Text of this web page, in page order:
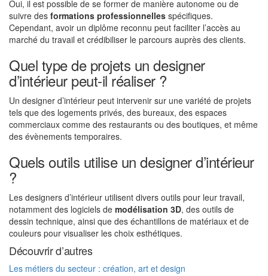
Oui, il est possible de se former de manière autonome ou de
suivre des formations professionnelles spécifiques.
Cependant, avoir un diplôme reconnu peut faciliter l’accès au
marché du travail et crédibiliser le parcours auprès des clients.
Quel type de projets un designer
d’intérieur peut-il réaliser ?
Un designer d’intérieur peut intervenir sur une variété de projets
tels que des logements privés, des bureaux, des espaces
commerciaux comme des restaurants ou des boutiques, et même
des évènements temporaires.
Quels outils utilise un designer d’intérieur
?
Les designers d’intérieur utilisent divers outils pour leur travail,
notamment des logiciels de modélisation 3D, des outils de
dessin technique, ainsi que des échantillons de matériaux et de
couleurs pour visualiser les choix esthétiques.
Découvrir d’autres
Les métiers du secteur : création, art et design